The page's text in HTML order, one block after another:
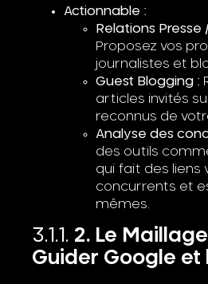
Actionnable :
Relations Presse
Proposez vos
journalistes et
Guest Blogging :
articles invités
reconnus de
Analyse des
des outils
qui fait des liens
concurrents et
mêmes.
2. Le
Guider Google et